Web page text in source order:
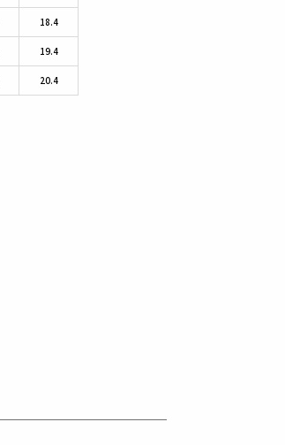
18.4
19.4
20.4